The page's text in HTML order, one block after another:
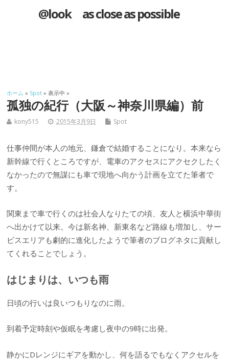
@look as close as possible
ホーム » Spot » 表示中 »
孤独の紀行（大阪～神奈川県編）前
kony515 2015年3月9日 Spot
仕事仲間が本人の地元、鎌倉で結婚することになり。本来なら
新幹線で行くところですが、電車のアクセスにアクセクしたく
なかったので無謀にも車で現地へ向かう計画を立てた筆者で
す。
関東まで車で行くのは社会人なりたての頃、友人と横浜中華街
へ出かけて以来。今は新名神、新東名など路線も増加し、サー
ビスエリアも劇的に進化したようで筆者のブログネタに貢献し
てくれることでしょう。
はじまりは、いつも雨
日頃の行いは良いつもりなのに雨。
到着予定時刻や仮眠を考慮し夜中の9時に出発。
静かにDレンジにギアを動かし、何を語るでもなくアクセルを